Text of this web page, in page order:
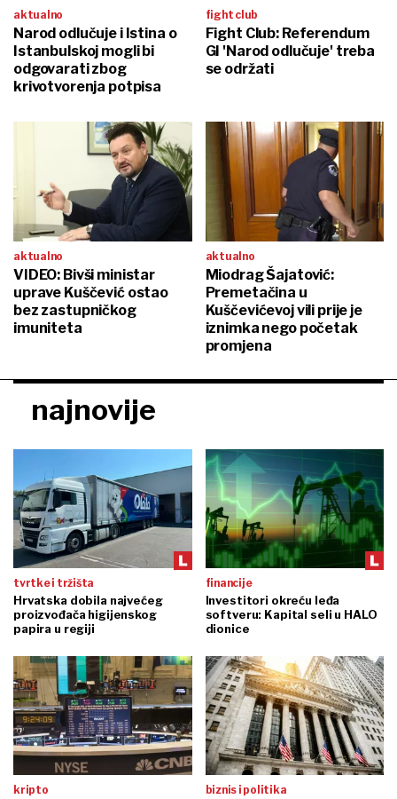
aktualno
Narod odlučuje i Istina o
Istanbulskoj mogli bi
odgovarati zbog
krivotvorenja potpisa
fight club
Fight Club: Referendum
GI 'Narod odlučuje' treba
se održati
aktualno
VIDEO: Bivši ministar
uprave Kuščević ostao
bez zastupničkog
imuniteta
aktualno
Miodrag Šajatović:
Premetačina u
Kuščevićevoj vili prije je
iznimka nego početak
promjena
najnovije
tvrtke i tržišta
Hrvatska dobila najvećeg
proizvođača higijenskog
papira u regiji
financije
Investitori okreću leđa
softveru: Kapital seli u HALO
dionice
kripto biznis i politika